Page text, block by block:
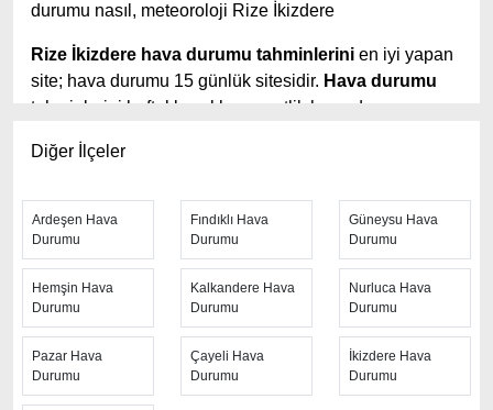
durumu nasıl, meteoroloji Rize İkizdere
Rize İkizdere hava durumu tahminlerini en iyi yapan
site; hava durumu 15 günlük sitesidir. Hava durumu
tahminlerini haftalık, aylık ve saatlik hava durumu
hava durumu 10 günlük hava durumu 15 güne kadar
daha fazla ayrıntının yer aldığı saatlik hava durumu
tahminlerini bulabilirsiniz. Bu sitede yer alan geniş
tahmin süreleri, kolay ve anlaşılır görseller ile
ziyaretçilerine kaliteli hizmet sunuyor. Ayrıca sitede
güncel Türkiye uydu radar görüntüleri ile bulutların
hareket yönü, yağış ve fırtına takibi yapılabilmektedir.
Diğer İlçeler
Ardeşen Hava
Durumu
Fındıklı Hava
Durumu
Güneysu Hava
Durumu
Hemşin Hava
Durumu
Kalkandere Hava
Durumu
Nurluca Hava
Durumu
Pazar Hava
Durumu
Çayeli Hava
Durumu
İkizdere Hava
Durumu